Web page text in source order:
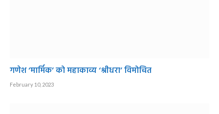
गणेश ‘मार्मिक’ को महाकाव्य ‘श्रीधरा’ विमोचित
February 10, 2023